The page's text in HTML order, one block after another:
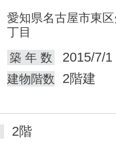
愛知県名古屋市東
丁目
築 年 数
2015/7/1
建物階数 2階建
2階